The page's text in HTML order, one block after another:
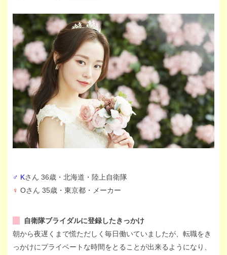
♂ Kさん 36歳・北海道・陸上自衛隊
♀ Oさん 35歳・東京都・メーカー
自衛隊ブライダルに登録したきっかけ
朝から夜遅くまで慌ただしく毎日働いていましたが、転職をき
っかけにプライベートな時間をとることが出来るようになり、